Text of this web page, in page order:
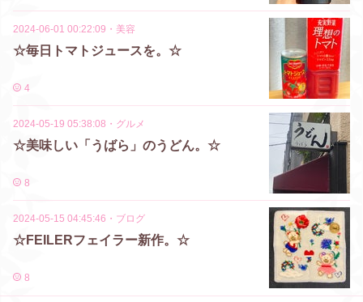
2024-06-01 00:22:09 ・ 美容
☆毎日トマトジュースを。☆
4
2024-05-19 05:38:08 ・ グルメ
☆美味しい「うばら」のうどん。☆
8
2024-05-15 04:45:46 ・ ブログ
☆FEILERフェイラー新作。☆
8